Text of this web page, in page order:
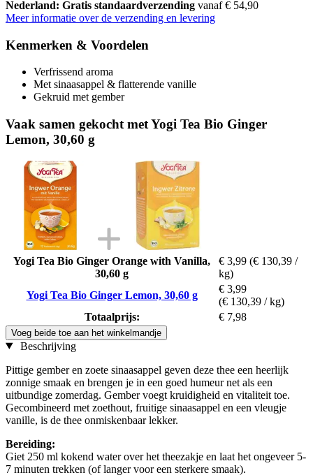
Nederland: Gratis standaardverzending vanaf € 54,90
Meer informatie over de verzending en levering
Kenmerken & Voordelen
Verfrissend aroma
Met sinaasappel & flatterende vanille
Gekruid met gember
Vaak samen gekocht met Yogi Tea Bio Ginger
Lemon, 30,60 g
Yogi Tea Bio Ginger Orange with Vanilla,
30,60 g
€ 3,99 (€ 130,39 /
kg)
Yogi Tea Bio Ginger Lemon, 30,60 g
€ 3,99
(€ 130,39 / kg)
Totaalprijs:
€ 7,98
Voeg beide toe aan het winkelmandje
Beschrijving
Pittige gember en zoete sinaasappel geven deze thee een heerlijk
zonnige smaak en brengen je in een goed humeur net als een
uitbundige zomerdag. Gember voegt kruidigheid en vitaliteit toe.
Gecombineerd met zoethout, fruitige sinaasappel en een vleugje
vanille, is de thee onmiskenbaar lekker.
Bereiding:
Giet 250 ml kokend water over het theezakje en laat het ongeveer 5-
7 minuten trekken (of langer voor een sterkere smaak).